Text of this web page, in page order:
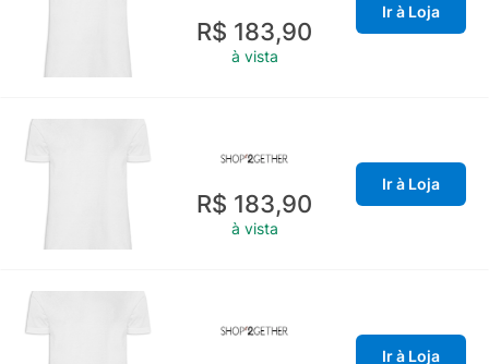
R$ 183,90
à vista
Ir à Loja
R$ 183,90
à vista
Ir à Loja
Ir à Loja